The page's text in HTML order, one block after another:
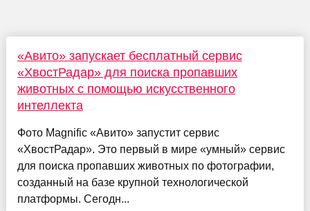
«Авито» запускает бесплатный сервис
«ХвостРадар» для поиска пропавших
животных с помощью искусственного
интеллекта
Фото Magnific «Авито» запустит сервис
«ХвостРадар». Это первый в мире «умный» сервис
для поиска пропавших животных по фотографии,
созданный на базе крупной технологической
платформы. Сегодн...